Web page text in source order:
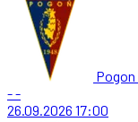
--
26.09.2026 17:00